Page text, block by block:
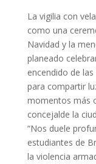
La vigilia con
como una
Navidad y la
planeado
encendido de
para compartir
momentos más
concejalde la
“Nos duele
estudiantes de
la violencia